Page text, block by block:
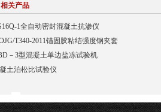
相关产品
1全自动密封混凝土抗渗仪
T340-2011锚固胶粘结强度钢夹套
－3型混凝土单边盐冻试验机
土泊松比试验仪